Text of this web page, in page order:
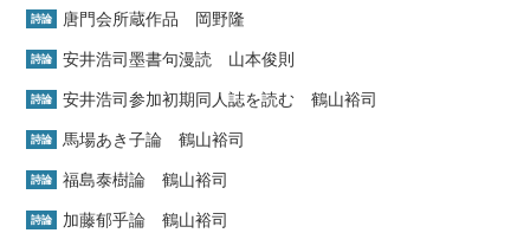
詩論 唐門会所蔵作品 岡野隆
詩論 安井浩司墨書句漫読 山本俊則
詩論 安井浩司参加初期同人誌を読む 鶴山裕司
詩論 馬場あき子論 鶴山裕司
詩論 福島泰樹論 鶴山裕司
詩論 加藤郁乎論 鶴山裕司